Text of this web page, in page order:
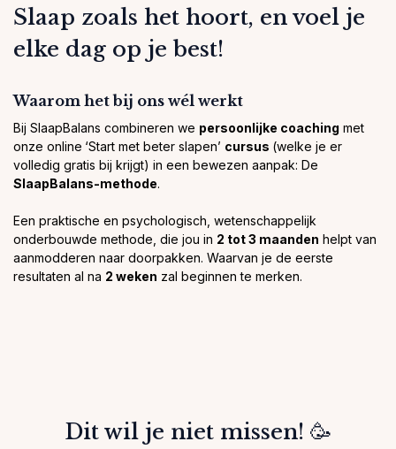
Slaap zoals het hoort, en voel je
elke dag op je best!
Waarom het bij ons wél werkt
Bij SlaapBalans combineren we persoonlijke coaching met
onze online ‘Start met beter slapen’ cursus (welke je er
volledig gratis bij krijgt) in een bewezen aanpak: De
SlaapBalans-methode.
Een praktische en psychologisch, wetenschappelijk
onderbouwde methode, die jou in 2 tot 3 maanden helpt van
aanmodderen naar doorpakken. Waarvan je de eerste
resultaten al na 2 weken zal beginnen te merken.
Dit wil je niet missen! 🥳